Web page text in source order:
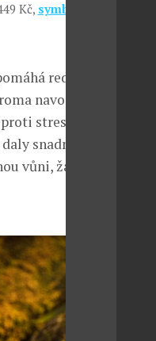
Kč, symbiosis-
redukovat
navozuje
stresu.
snadno
vůni, žádné